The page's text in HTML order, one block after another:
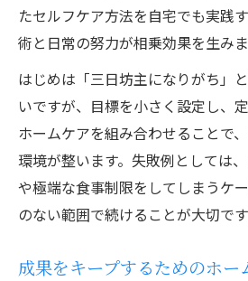
たセルフケア方法を自宅でも実践
術と日常の努力が相乗効果を生みま
はじめは「三日坊主になりがち」
いですが、目標を小さく設定し、
ホームケアを組み合わせることで
環境が整います。失敗例としては
や極端な食事制限をしてしまうケ
のない範囲で続けることが大切です
成果をキープするためのホー